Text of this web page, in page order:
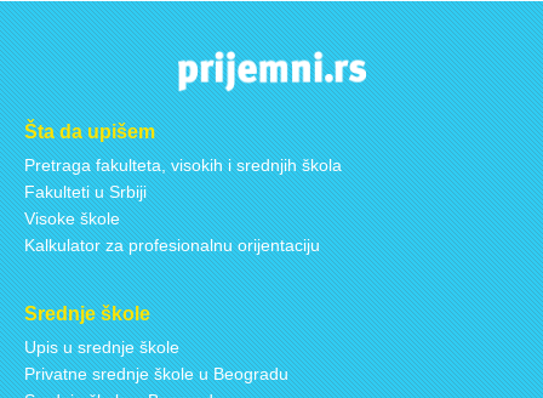
Šta da upišem
Pretraga fakulteta, visokih i srednjih škola
Fakulteti u Srbiji
Visoke škole
Kalkulator za profesionalnu orijentaciju
Srednje škole
Upis u srednje škole
Privatne srednje škole u Beogradu